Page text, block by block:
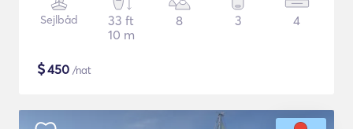
Sejlbåd
33 ft
10 m
8 3 4
$450 /nat